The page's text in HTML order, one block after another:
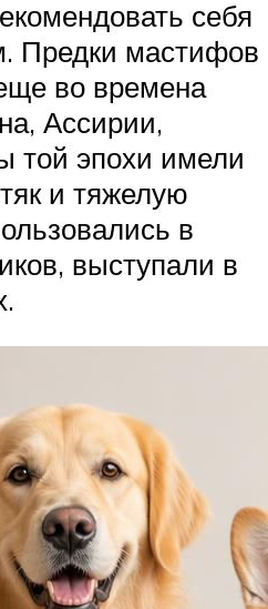
себя
Предки мастифов
во времена
Ассирии,
той эпохи имели
и тяжелую
в
выступали в